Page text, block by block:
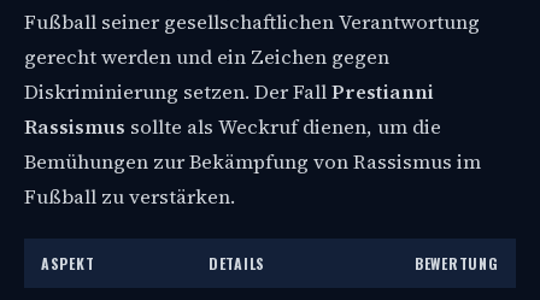
Fußball seiner gesellschaftlichen Verantwortung
gerecht werden und ein Zeichen gegen
Diskriminierung setzen. Der FallPrestianni
Rassismus sollte als Weckruf dienen, um die
Bemühungen zur Bekämpfung von Rassismus im
Fußball zu verstärken.
ASPEKT DETAILS BEWERTUNG